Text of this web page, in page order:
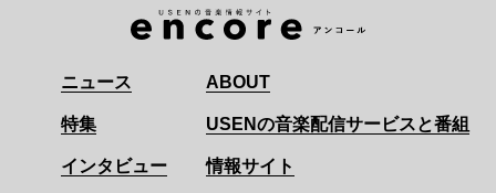
ニュース
特集
インタビュー
ABOUT
USENの音楽配信サービスと番組
情報サイト